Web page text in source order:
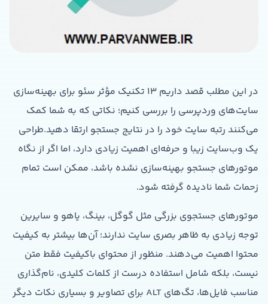
در این مطلب قصد داریم ۱۳ تکنیک مؤثر سئو برای بهینه‌سازی
سایت‌های وردپرسی را بررسی کنیم؛ نکاتی که به شما کمک
می‌کنند رتبه سایت خود را در نتایج جستجو ارتقا دهید.طراحی
یک وب‌سایت زیبا و حرفه‌ای اهمیت زیادی دارد، اما اگر از نگاه
موتورهای جستجو بهینه‌سازی نشده باشد، ممکن است تمام
زحمات شما نادیده گرفته شود.
موتورهای جستجوی بزرگی مثل گوگل، بینگ، یاهو و سایرین
توجه زیادی به ظاهر بصری سایت ندارند؛ آن‌ها بیشتر به کیفیت
محتوا اهمیت می‌دهند. منظور از محتوای باکیفیت فقط متن
نیست، بلکه شامل استفاده درست از کلمات کلیدی، نام‌گذاری
مناسب فایل‌ها، تگ‌های ALT برای تصاویر و بسیاری نکات دیگر